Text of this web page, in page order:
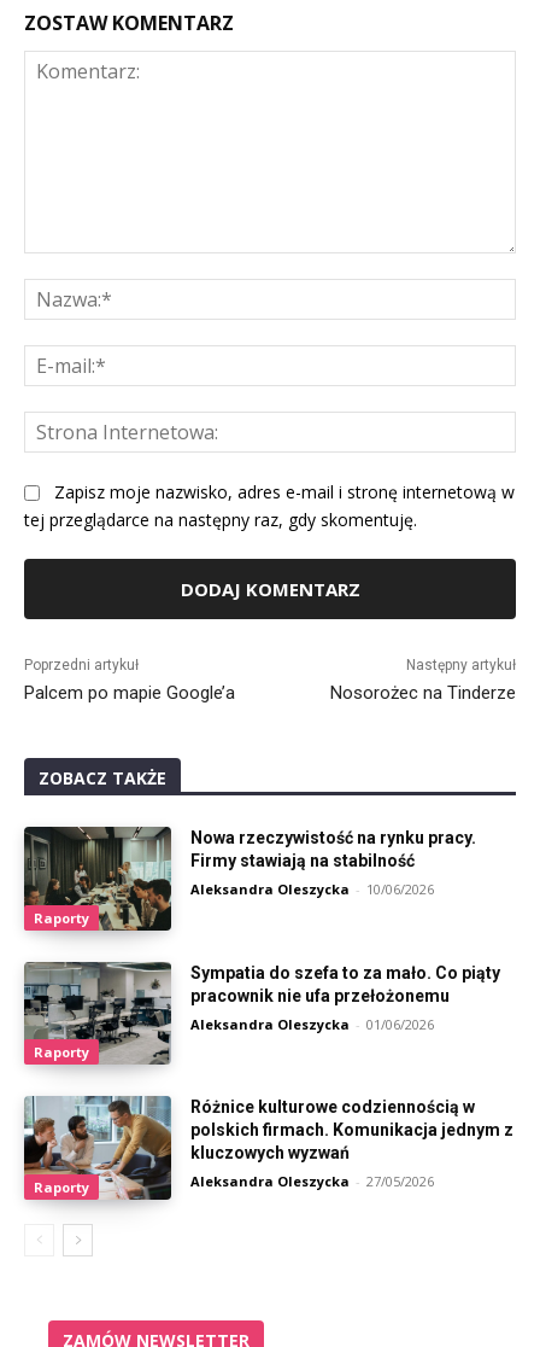
ZOSTAW KOMENTARZ
Zapisz moje nazwisko, adres e-mail i stronę internetową w
tej przeglądarce na następny raz, gdy skomentuję.
Poprzedni artykuł
Palcem po mapie Google’a
Następny artykuł
Nosorożec na Tinderze
ZOBACZ TAKŻE
Raporty
Nowa rzeczywistość na rynku pracy.
Firmy stawiają na stabilność
Aleksandra Oleszycka - 10/06/2026
Raporty
Sympatia do szefa to za mało. Co piąty
pracownik nie ufa przełożonemu
Aleksandra Oleszycka - 01/06/2026
Raporty
Różnice kulturowe codziennością w
polskich firmach. Komunikacja jednym z
kluczowych wyzwań
Aleksandra Oleszycka - 27/05/2026
ZAMÓW NEWSLETTER